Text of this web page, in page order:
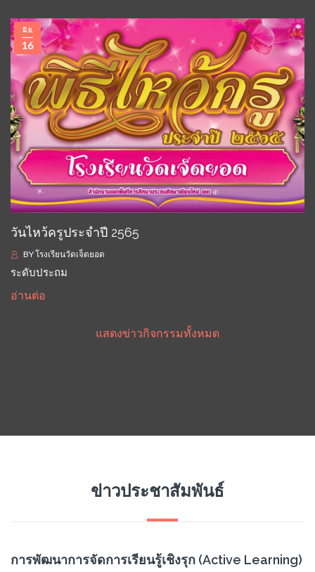
มิ.ย.
16
วันไหว้ครูประจำปี 2565
BYโรงเรียนวัดเจ็ดยอด
ระดับประถม
อ่านต่อ
แสดงข่าวกิจกรรมทั้งหมด
ข่าวประชาสัมพันธ์
การพัฒนาการจัดการเรียนรู้เชิงรุก (Active Learning)